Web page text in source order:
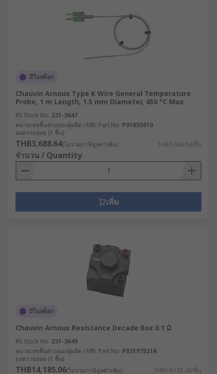
มีในสต็อก
Chauvin Arnoux Type K Wire General Temperature
Probe, 1 m Length, 1.5 mm Diameter, 450 °C Max
RS Stock No. 231-3647
หมายเลขชิ้นส่วนของผู้ผลิต / Mfr. Part No. P01655010
ยอดรวมย่อย (1 ชิ้น)
THB3,688.64(ไม่รวมภาษีมูลค่าเพิ่ม) THB3,688.64/ชิ้น
จำนวน / Quantity
เพิ่ม
มีในสต็อก
Chauvin Arnoux Resistance Decade Box 0.1 Ω
RS Stock No. 231-3649
หมายเลขชิ้นส่วนของผู้ผลิต / Mfr. Part No. P03197521A
ยอดรวมย่อย (1 ชิ้น)
THB14,185.06(ไม่รวมภาษีมูลค่าเพิ่ม) THB14,185.06/ชิ้น